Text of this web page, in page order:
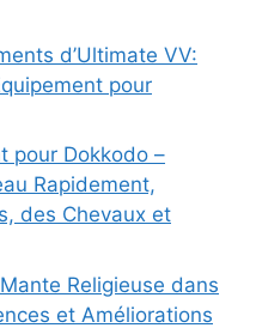
d’Ultimate VV:
pour
pour Dokkodo –
Rapidement,
des Chevaux et
Religieuse dans
et Améliorations